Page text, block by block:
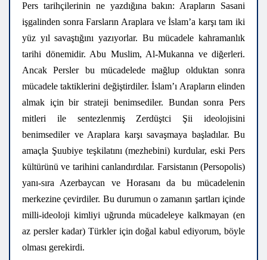
Pers tarihçilerinin ne yazdığına bakın: Arapların Sasani
işgalinden sonra Farsların Araplara ve İslam’a karşı tam iki
yüz yıl savaştığını yazıyorlar. Bu mücadele kahramanlık
tarihi dönemidir. Abu Muslim, Al-Mukanna ve diğerleri.
Ancak Persler bu mücadelede mağlup olduktan sonra
mücadele taktiklerini değiştirdiler. İslam’ı Arapların elinden
almak için bir strateji benimsediler. Bundan sonra Pers
mitleri ile sentezlenmiş Zerdüştci Şii ideolojisini
benimsediler ve Araplara karşı savaşmaya başladılar. Bu
amaçla Şuubiye teşkilatını (mezhebini) kurdular, eski Pers
kültürünü ve tarihini canlandırdılar. Farsistanın (Persopolis)
yanı-sıra Azerbaycan ve Horasanı da bu mücadelenin
merkezine çevirdiler. Bu durumun o zamanın şartları içinde
milli-ideoloji kimliyi uğrunda mücadeleye kalkmayan (en
az persler kadar) Türkler için doğal kabul ediyorum, böyle
olması gerekirdi.